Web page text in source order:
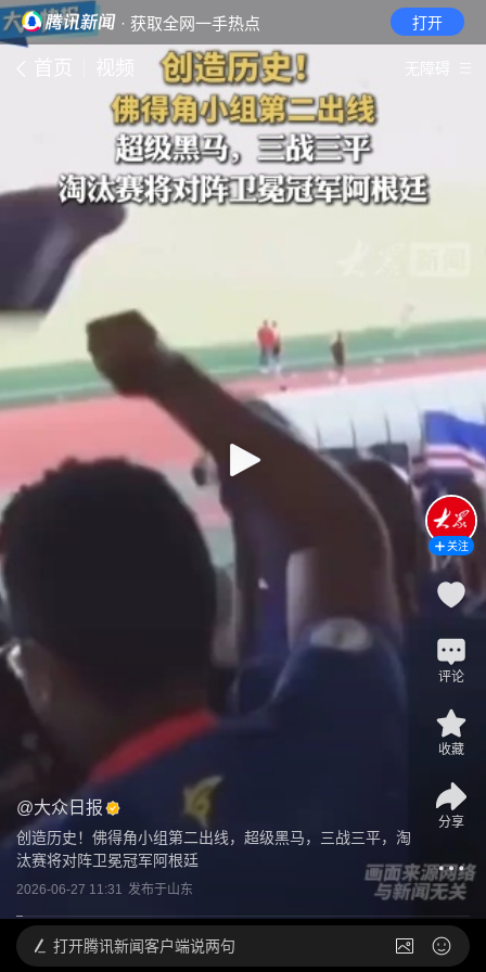
· 获取全网一手热点 打开
@大众日报
创造历史！佛得角小组第二出线，超级黑马，三战三平，淘
汰赛将对阵卫冕冠军阿根廷
2026-06-27 11:31 发布于山东
关注
评论
收藏
分享
打开腾讯新闻客户端说两句